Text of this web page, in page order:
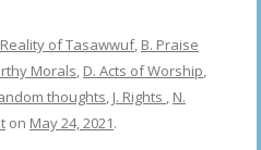
of Tasawwuf, B. Praise
Morals, D. Acts of Worship,
thoughts, J. Rights , N.
on May 24, 2021.